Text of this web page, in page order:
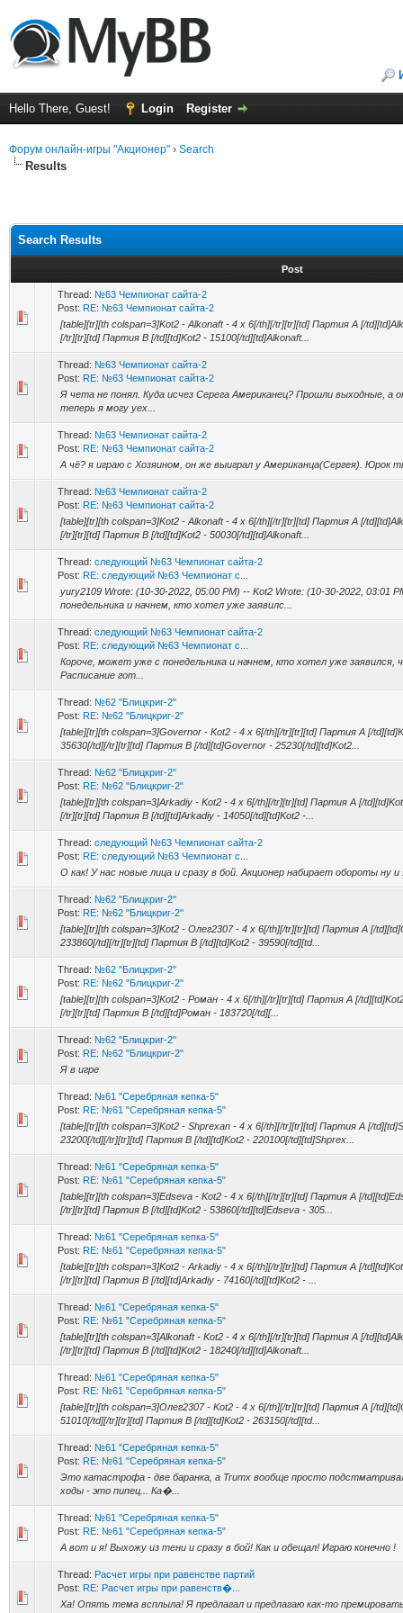
Hello There, Guest! Login Register
Форум онлайн-игры "Акционер" › Search
Results
Search Results
Post
Thread: №63 Чемпионат сайта-2
Post: RE: №63 Чемпионат сайта-2
[table][tr][th colspan=3]Kot2 - Alkonaft - 4 x 6[/th][/tr][tr][td] Партия A [/
[/tr][tr][td] Партия B [/td][td]Kot2 - 15100[/td][td]Alkonaft...
Thread: №63 Чемпионат сайта-2
Post: RE: №63 Чемпионат сайта-2
Я чета не понял. Куда исчез Серега Американец? Прошли выходные, а
теперь я могу уех...
Thread: №63 Чемпионат сайта-2
Post: RE: №63 Чемпионат сайта-2
А чё? я играю с Хозяином, он же выиграл у Американца(Сергея).
Thread: №63 Чемпионат сайта-2
Post: RE: №63 Чемпионат сайта-2
[table][tr][th colspan=3]Kot2 - Alkonaft - 4 x 6[/th][/tr][tr][td] Партия A [/
[/tr][tr][td] Партия B [/td][td]Kot2 - 50030[/td][td]Alkonaft...
Thread: следующий №63 Чемпионат сайта-2
Post: RE: следующий №63 Чемпионат с...
yury2109 Wrote: (10-30-2022, 05:00 PM) -- Kot2 Wrote: (10-30-2022, 03:01
понедельника и начнем, кто хотел уже заявилс...
Thread: следующий №63 Чемпионат сайта-2
Post: RE: следующий №63 Чемпионат с...
Короче, может уже с понедельника и начнем, кто хотел уже
Расписание гот...
Thread: №62 "Блицкриг-2"
Post: RE: №62 "Блицкриг-2"
[table][tr][th colspan=3]Governor - Kot2 - 4 x 6[/th][/tr][tr][td] Партия A [/
35630[/td][/tr][tr][td] Партия B [/td][td]Governor - 25230[/td][td]Kot2...
Thread: №62 "Блицкриг-2"
Post: RE: №62 "Блицкриг-2"
[table][tr][th colspan=3]Arkadiy - Kot2 - 4 x 6[/th][/tr][tr][td] Партия A [/
[/tr][tr][td] Партия B [/td][td]Arkadiy - 14050[/td][td]Kot2 -...
Thread: следующий №63 Чемпионат сайта-2
Post: RE: следующий №63 Чемпионат с...
О как! У нас новые лица и сразу в бой. Акционер набирает обороты ну и
Thread: №62 "Блицкриг-2"
Post: RE: №62 "Блицкриг-2"
[table][tr][th colspan=3]Kot2 - Олег2307 - 4 x 6[/th][/tr][tr][td] Партия A [/
233860[/td][/tr][tr][td] Партия B [/td][td]Kot2 - 39590[/td][td...
Thread: №62 "Блицкриг-2"
Post: RE: №62 "Блицкриг-2"
[table][tr][th colspan=3]Kot2 - Роман - 4 x 6[/th][/tr][tr][td] Партия A [/
[/tr][tr][td] Партия B [/td][td]Роман - 183720[/td][...
Thread: №62 "Блицкриг-2"
Post: RE: №62 "Блицкриг-2"
Я в игре
Thread: №61 "Серебряная кепка-5"
Post: RE: №61 "Серебряная кепка-5"
[table][tr][th colspan=3]Kot2 - Shprexan - 4 x 6[/th][/tr][tr][td] Партия A [/
23200[/td][/tr][tr][td] Партия B [/td][td]Kot2 - 220100[/td][td]Shprex...
Thread: №61 "Серебряная кепка-5"
Post: RE: №61 "Серебряная кепка-5"
[table][tr][th colspan=3]Edseva - Kot2 - 4 x 6[/th][/tr][tr][td] Партия A [/
[/tr][tr][td] Партия B [/td][td]Kot2 - 53860[/td][td]Edseva - 305...
Thread: №61 "Серебряная кепка-5"
Post: RE: №61 "Серебряная кепка-5"
[table][tr][th colspan=3]Kot2 - Arkadiy - 4 x 6[/th][/tr][tr][td] Партия A [/
[/tr][tr][td] Партия B [/td][td]Arkadiy - 74160[/td][td]Kot2 - ...
Thread: №61 "Серебряная кепка-5"
Post: RE: №61 "Серебряная кепка-5"
[table][tr][th colspan=3]Alkonaft - Kot2 - 4 x 6[/th][/tr][tr][td] Партия A [/
[/tr][tr][td] Партия B [/td][td]Kot2 - 18240[/td][td]Alkonaft...
Thread: №61 "Серебряная кепка-5"
Post: RE: №61 "Серебряная кепка-5"
[table][tr][th colspan=3]Олег2307 - Kot2 - 4 x 6[/th][/tr][tr][td] Партия A [/
51010[/td][/tr][tr][td] Партия B [/td][td]Kot2 - 263150[/td][td...
Thread: №61 "Серебряная кепка-5"
Post: RE: №61 "Серебряная кепка-5"
Это катастрофа - две баранка, а Trumx вообще просто
ходы - это пипец... Ка�...
Thread: №61 "Серебряная кепка-5"
Post: RE: №61 "Серебряная кепка-5"
А вот и я! Выхожу из тени и сразу в бой! Как и обещал! Играю конечно !
Thread: Расчет игры при равенстве партий
Post: RE: Расчет игры при равенств�...
Ха! Опять тема всплыла! Я предлагал и предлагаю как-то